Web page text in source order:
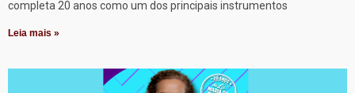
completa 20 anos como um dos principais instrumentos
Leia mais »